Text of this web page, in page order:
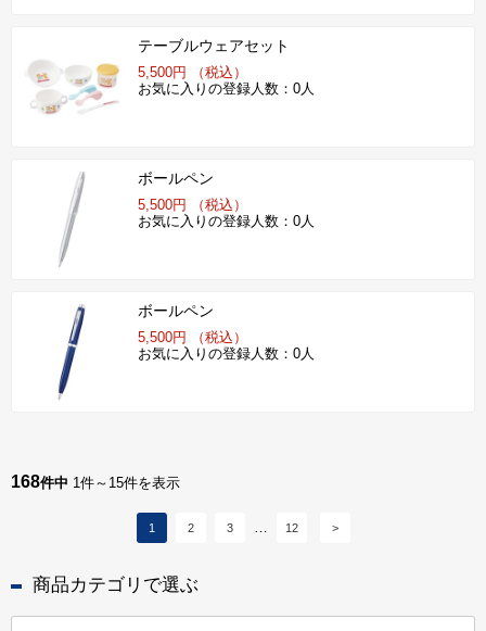
テーブルウェアセット
5,500円 （税込）
お気に入りの登録人数：0人
ボールペン
5,500円 （税込）
お気に入りの登録人数：0人
ボールペン
5,500円 （税込）
お気に入りの登録人数：0人
168件中 1件～15件を表示
1 2 3 12 >
商品カテゴリで選ぶ